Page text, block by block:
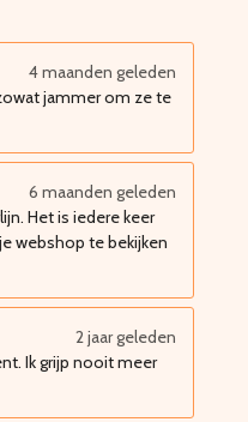
4 maanden geleden
jammer om ze te
6 maanden geleden
Het is iedere keer
webshop te bekijken
2 jaar geleden
Ik grijp nooit meer